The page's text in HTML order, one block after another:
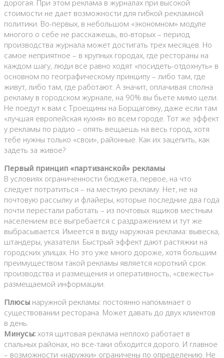
дорогая. При этом реклама в журналах при высокой
стоимости не дает возможности для гибкой рекламной
политики. Во-первых, в небольшом «экономном» модуле
многого о себе не расскажешь, во-вторых – период
производства журнала может достигать трех месяцев. Но
самое неприятное – в крупных городах, где рестораны на
каждом шагу, люди все равно ходят «посидеть-отдохнуть» в
основном по географическому принципу – либо там, где
живут, либо там, где работают. А значит, оплачивая сполна
рекламу в городском журнале, на 90% вы бьете мимо цели.
Не поедут к вам с Троещины на Борщаговку, даже если там
«лучшая европейская кухня» во всем городе. Тот же эффект
у рекламы по радио – опять вещаешь на весь город, хотя
тебе нужны только «свои», районные. Как их зацепить, как
задеть за живое?
Первый принцип «партизанской» рекламы
В условиях ограниченности бюджета, первое, на что
следует потратиться – на местную рекламу. Нет, не на
почтовую рассылку и флайеры, которые последние два года
почти перестали работать – из почтовых ящиков местным
населением все выгребается с раздражением и тут же
выбрасывается. Имеется в виду наружная реклама: вывеска,
штандеры, указатели. Быстрый эффект дают растяжки на
городских улицах. Но это уже много дороже, хотя большим
преимуществом такой рекламы является короткий срок
производства и размещения и оперативность, «свежесть»
размещаемой информации.
Плюсы наружной рекламы: постоянно напоминает о
существовании ресторана. Может давать до двух клиентов
в день.
Минусы: хотя щитовая реклама неплохо работает в
спальных районах, но все-таки обходится дорого. И главное
– возможности «наружки» ограничены по определению. Не